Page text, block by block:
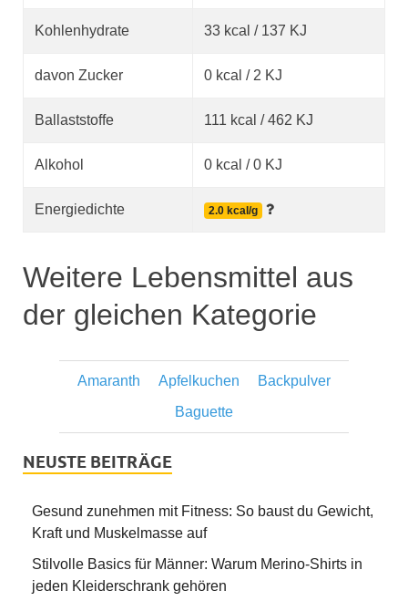
Kohlenhydrate 33 kcal / 137 KJ
davon Zucker 0 kcal / 2 KJ
Ballaststoffe 111 kcal / 462 KJ
Alkohol 0 kcal / 0 KJ
Energiedichte 2.0 kcal/g
Weitere Lebensmittel aus
der gleichen Kategorie
Amaranth Apfelkuchen
Backpulver
Baguette
NEUSTE BEITRÄGE
Gesund zunehmen mit Fitness: So baust du Gewicht,
Kraft und Muskelmasse auf
Stilvolle Basics für Männer: Warum Merino-Shirts in
jeden Kleiderschrank gehören